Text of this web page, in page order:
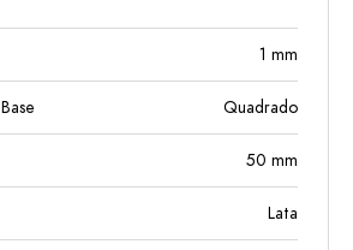
1 mm
Quadrado
50 mm
Lata